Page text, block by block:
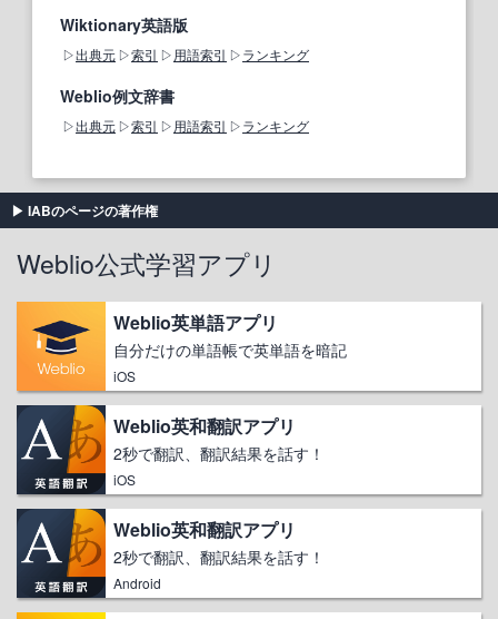
Wiktionary英語版
出典元 索引 用語索引 ランキング
Weblio例文辞書
出典元 索引 用語索引 ランキング
IABのページの著作権
Weblio公式学習アプリ
Weblio英単語アプリ
自分だけの単語帳で英単語を暗記
iOS
Weblio英和翻訳アプリ
2秒で翻訳、翻訳結果を話す！
iOS
Weblio英和翻訳アプリ
2秒で翻訳、翻訳結果を話す！
Android